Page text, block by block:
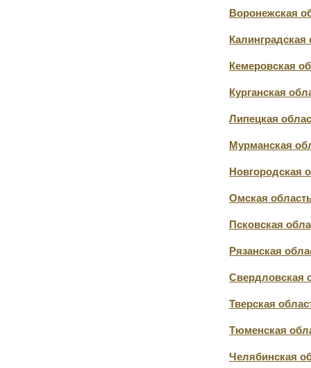
Воронежская
Калинградская
Кемеровская
Курганская
Липецкая
Мурманская
Новгородская
Омская
Псковская
Рязанская
Свердловская
Тверская
Тюменская
Челябинская